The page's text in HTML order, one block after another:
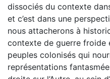
dissociés du contexte
et c’est dans une
nous attacherons à
contexte de guerre froide
peuples colonisés qui
représentations